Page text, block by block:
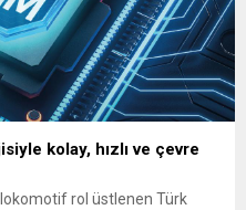
kolay, hızlı ve çevre
rol üstlenen Türk